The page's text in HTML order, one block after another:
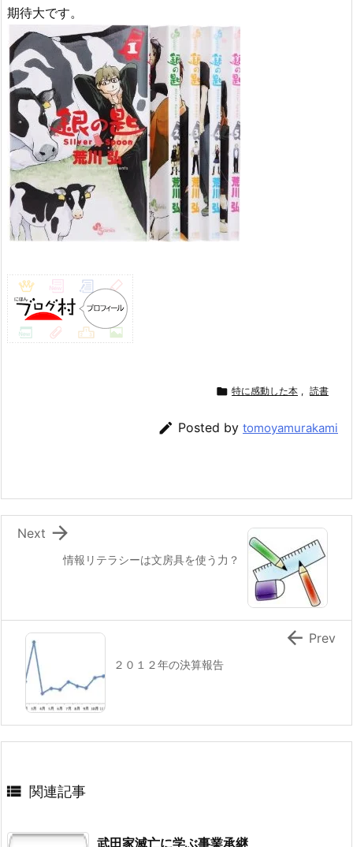
期待大です。
 特に感動した本 , 読書
 Posted by tomoyamurakami
情報リテラシーは文房具を使う力？

Next
２０１２年の決算報告
 Prev
 関連記事
武田家滅亡に学ぶ事業承継